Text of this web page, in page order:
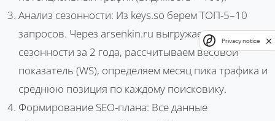
Анализ сезонности: Из keys.so берем ТОП-5–10
запросов. Через arsenkin.ru выгружаем данные по
сезонности за 2 года, рассчитываем весовой
показатель (WS), определяем месяц пика трафика и
среднюю позиция по каждому поисковику.
Формирование SEO-плана: Все данные
Privacy notice